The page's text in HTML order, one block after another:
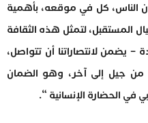
الناس، كل في موقعه، بأهمية
المستقبل، لتمثل هذه الثقافة
– يضمن لانتصاراتنا أن تتواصل،
من جيل إلى آخر، وهو الضمان
في الحضارة الإنسانية “.